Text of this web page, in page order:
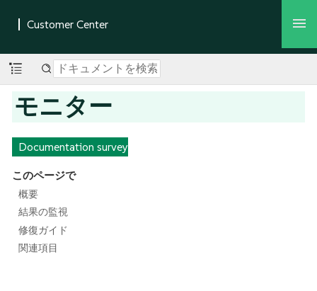
モニター
Documentation survey
このページで
概要
結果の監視
修復ガイド
関連項目